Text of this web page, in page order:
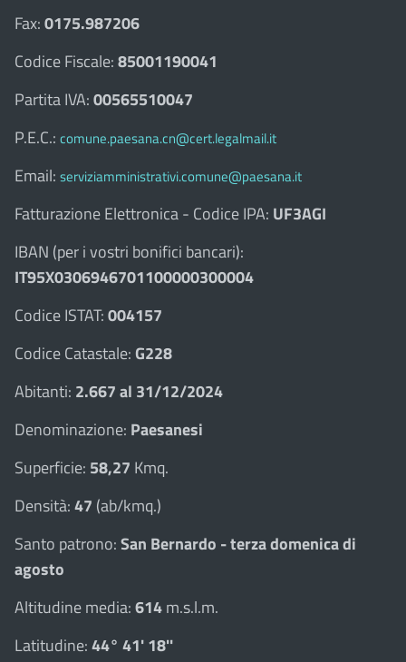
Fax:0175.987206
Codice Fiscale:85001190041
Partita IVA:00565510047
P.E.C.: comune.paesana.cn@cert.legalmail.it
Email: serviziamministrativi.comune@paesana.it
Fatturazione Elettronica - Codice IPA: UF3AGI
IBAN (per i vostri bonifici bancari):
IT95X0306946701100000300004
Codice ISTAT:004157
Codice Catastale:G228
Abitanti: 2.667 al 31/12/2024
Denominazione: Paesanesi
Superficie: 58,27 Kmq.
Densità:47 (ab/kmq.)
Santo patrono:San Bernardo - terza domenica di
agosto
Altitudine media:614m.s.l.m.
Latitudine:44° 41' 18''